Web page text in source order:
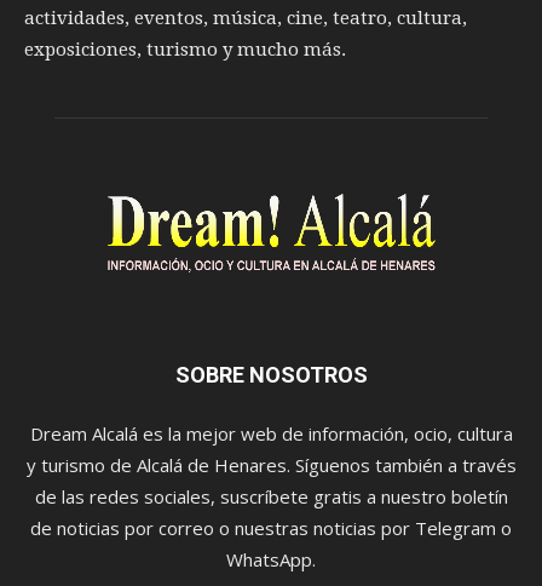
actividades, eventos, música, cine, teatro, cultura,
exposiciones, turismo y mucho más.
SOBRE NOSOTROS
Dream Alcalá es la mejor web de información, ocio, cultura
y turismo de Alcalá de Henares. Síguenos también a través
de las redes sociales, suscríbete gratis a nuestro boletín
de noticias por correo o nuestras noticias por Telegram o
WhatsApp.